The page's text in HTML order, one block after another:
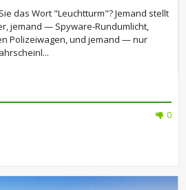
das Wort "Leuchtturm"? Jemand stellt
jemand — Spyware-Rundumlicht,
Polizeiwagen, und jemand — nur
0